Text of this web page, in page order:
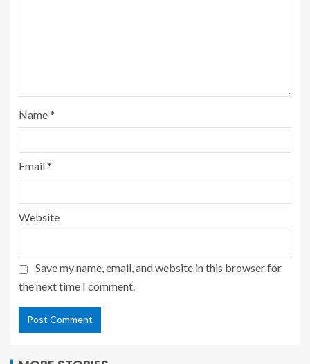
Name*
Email*
Website
Save my name, email, and website in this browser for
the next time I comment.